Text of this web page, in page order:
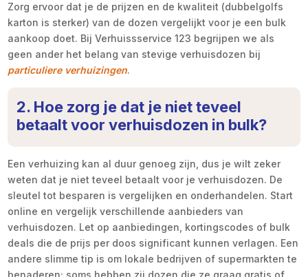
Zorg ervoor dat je de prijzen en de kwaliteit (dubbelgolfs
karton is sterker) van de dozen vergelijkt voor je een bulk
aankoop doet. Bij Verhuissservice 123 begrijpen we als
geen ander het belang van stevige verhuisdozen bij
particuliere verhuizingen.
2. Hoe zorg je dat je niet teveel
betaalt voor verhuisdozen in bulk?
Een verhuizing kan al duur genoeg zijn, dus je wilt zeker
weten dat je niet teveel betaalt voor je verhuisdozen. De
sleutel tot besparen is vergelijken en onderhandelen. Start
online en vergelijk verschillende aanbieders van
verhuisdozen. Let op aanbiedingen, kortingscodes of bulk
deals die de prijs per doos significant kunnen verlagen. Een
andere slimme tip is om lokale bedrijven of supermarkten te